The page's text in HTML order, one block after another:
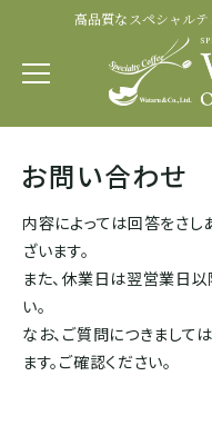
高品質なスペシャル
お問い合わせ
内容によっては回答をさ
ざいます。
また、休業日は翌営業日
い。
なお、ご質問につきましては
ます。ご確認ください。
品種
ティピカ
ブルボン
ジャパニカ
生産
イエメン
エチオピア
タンザニア
商品ラ
トップスペシャルティ
スペシャルティコーヒー
プレミアムコーヒー
生産
パルプドナチュラル
ナチュラル
ハニープロセス
認証・
フェアトレード認証
レインフォレスト・アライア
その他の認証